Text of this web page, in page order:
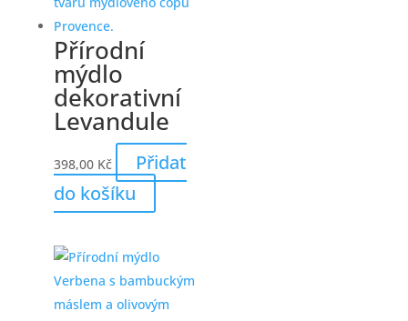
Přírodní
mýdlo
dekorativní
Levandule
398,00 Kč
Přidat
do košíku